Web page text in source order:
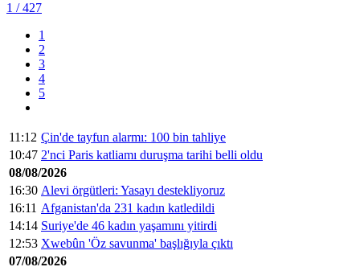
1 / 427
1
2
3
4
5
11:12 Çin'de tayfun alarmı: 100 bin tahliye
10:47 2'nci Paris katliamı duruşma tarihi belli oldu
08/08/2026
16:30 Alevi örgütleri: Yasayı destekliyoruz
16:11 Afganistan'da 231 kadın katledildi
14:14 Suriye'de 46 kadın yaşamını yitirdi
12:53 Xwebûn 'Öz savunma' başlığıyla çıktı
07/08/2026